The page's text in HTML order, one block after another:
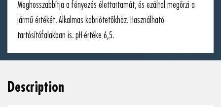
Meghosszabbítja a fényezés élettartamát, és ezáltal megőrzi a
jármű értékét. Alkalmas kabriótetőkhöz. Használható
tartósítófalakban is. pH-értéke 6,5.
Description